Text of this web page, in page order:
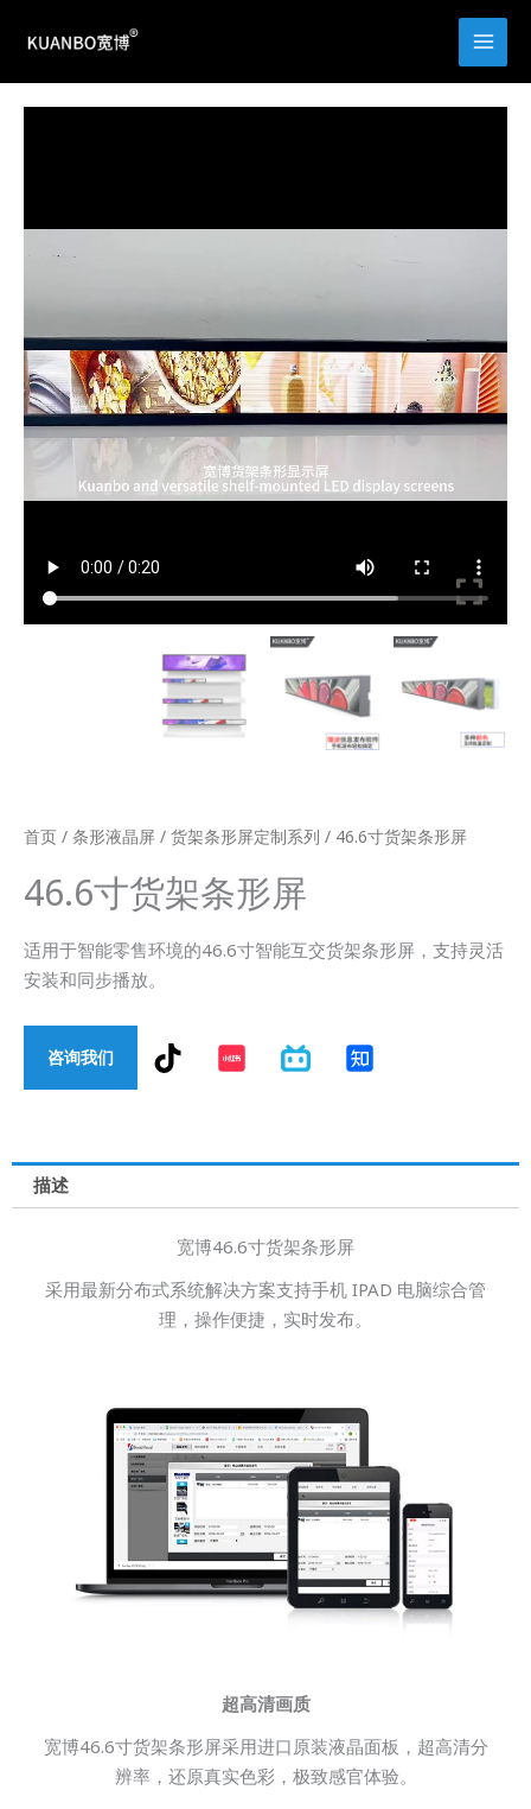
首页 / 条形液晶屏 / 货架条形屏定制系列 / 46.6寸货架条形屏
46.6寸货架条形屏
适用于智能零售环境的46.6寸智能互交货架条形屏，支持灵活
安装和同步播放。
咨询我们 T
i
o
描述
宽博46.6寸货架条形屏
采用最新分布式系统解决方案支持手机 IPAD 电脑综合管
理，操作便捷，实时发布。
超高清画质
宽博46.6寸货架条形屏采用进口原装液晶面板，超高清分
辨率，还原真实色彩，极致感官体验。